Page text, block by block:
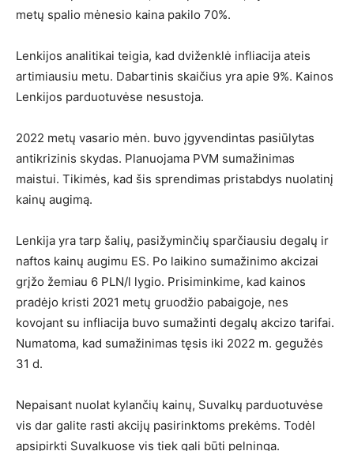
metų spalio mėnesio kaina pakilo 70%.
Lenkijos analitikai teigia, kad dviženklė infliacija ateis
artimiausiu metu. Dabartinis skaičius yra apie 9%. Kainos
Lenkijos parduotuvėse nesustoja.
2022 metų vasario mėn. buvo įgyvendintas pasiūlytas
antikrizinis skydas. Planuojama PVM sumažinimas
maistui. Tikimės, kad šis sprendimas pristabdys nuolatinį
kainų augimą.
Lenkija yra tarp šalių, pasižyminčių sparčiausiu degalų ir
naftos kainų augimu ES. Po laikino sumažinimo akcizai
grįžo žemiau 6 PLN/l lygio. Prisiminkime, kad kainos
pradėjo kristi 2021 metų gruodžio pabaigoje, nes
kovojant su infliacija buvo sumažinti degalų akcizo tarifai.
Numatoma, kad sumažinimas tęsis iki 2022 m. gegužės
31 d.
Nepaisant nuolat kylančių kainų, Suvalkų parduotuvėse
vis dar galite rasti akcijų pasirinktoms prekėms. Todėl
apsipirkti Suvalkuose vis tiek gali būti pelninga.